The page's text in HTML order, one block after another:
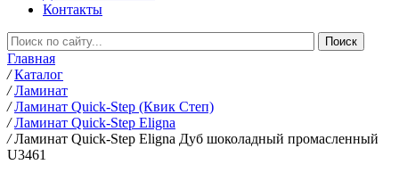
Контакты
Главная
/ Каталог
/ Ламинат
/ Ламинат Quick-Step (Квик Степ)
/ Ламинат Quick-Step Eligna
/ Ламинат Quick-Step Eligna Дуб шоколадный промасленный
U3461